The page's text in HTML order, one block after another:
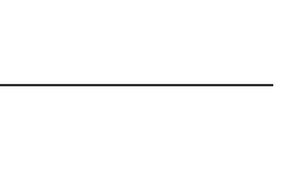
Geschäft